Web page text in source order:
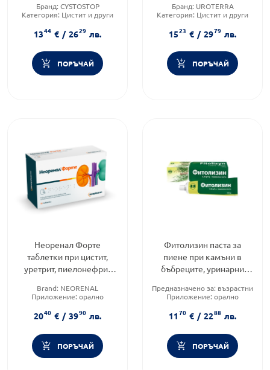
Бранд: CYSTOSTOP
Категория: Цистит и други
пътища
Форма на продукта:
таблетки
1344 € / 2629 лв.
ПОРЪЧАЙ
Бранд: UROTERRA
Категория: Цистит и други
пътища
Форма на продукта: капсули
1523 € / 2979 лв.
ПОРЪЧАЙ
Неоренал Форте
таблетки при цистит,
уретрит, пиелонефрит
Brand: NEORENAL
Приложение: орално
2040 € / 3990 лв.
ПОРЪЧАЙ
Фитолизин паста за
пиене при камъни в
бъбреците, уринарни
Предназначено за: възрастни
Приложение: орално
1170 € / 2288 лв.
ПОРЪЧАЙ